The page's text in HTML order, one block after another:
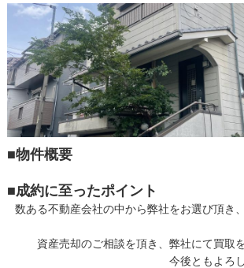
■物件概要
■成約に至ったポイント
数ある不動産会社の中から弊社をお選び頂き
資産売却のご相談を頂き、弊社にて買取
今後ともよろ